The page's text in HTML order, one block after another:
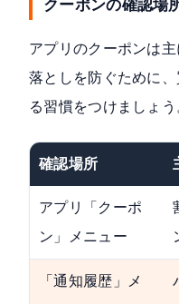
クーポンの確認場
アプリのクーポンは
落としを防ぐために
る習慣をつけましょう
確認場所
アプリ「クーポ
ン」メニュー
「通知履歴」メ